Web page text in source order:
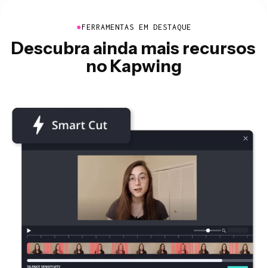
●FERRAMENTAS EM DESTAQUE
Descubra ainda mais recursos
no Kapwing